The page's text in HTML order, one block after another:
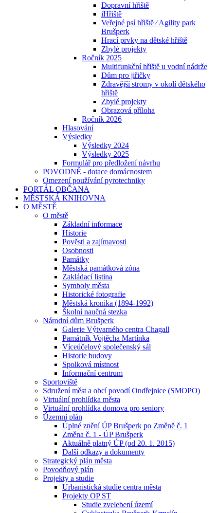
Dopravní hřiště
iHřiště
Veřejné psí hřiště ⁄ Agility park
Brušperk
Hrací prvky na dětské hřiště
Zbylé projekty
Ročník 2025
Multifunkční hřiště u vodní nádrže
Dům pro jiřičky
Zdravější stromy v okolí dětského
hřiště
Zbylé projekty
Obrazová příloha
Ročník 2026
Hlasování
Výsledky
Výsledky 2024
Výsledky 2025
Formulář pro předložení návrhu
POVODNĚ - dotace domácnostem
Omezení používání pyrotechniky
PORTÁL OBČANA
MĚSTSKÁ KNIHOVNA
O MĚSTĚ
O městě
Základní informace
Historie
Pověsti a zajímavosti
Osobnosti
Památky
Městská památková zóna
Zakládací listina
Symboly města
Historické fotografie
Městská kronika (1894-1992)
Školní naučná stezka
Národní dům Brušperk
Galerie Výtvarného centra Chagall
Památník Vojtěcha Martínka
Víceúčelový společenský sál
Historie budovy
Spolková místnost
Informační centrum
Sportoviště
Sdružení měst a obcí povodí Ondřejnice (SMOPO)
Virtuální prohlídka města
Virtuální prohlídka domova pro seniory
Územní plán
Úplné znění ÚP Brušperk po Změně č. 1
Změna č. 1 - ÚP Brušperk
Aktuálně platný ÚP (od 20. 1. 2015)
Další odkazy a dokumenty
Strategický plán města
Povodňový plán
Projekty a studie
Urbanistická studie centra města
Projekty OP ST
Studie zvelebení území